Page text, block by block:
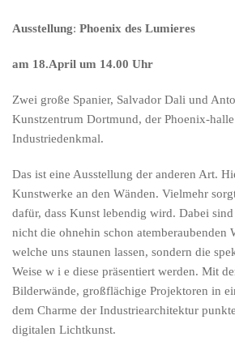
Ausstellung: Phoenix des Lumieres
am 18.April um 14.00 Uhr
Zwei große Spanier, Salvador Dali und
Kunstzentrum Dortmund, der Phoenix-
Industriedenkmal.
Das ist eine Ausstellung der anderen Art.
Kunstwerke an den Wänden. Vielmehr
dafür, dass Kunst lebendig wird. Dabei
nicht die ohnehin schon atemberaubenden
welche uns staunen lassen, sondern die
Weise w i e diese präsentiert werden. Mit
Bilderwände, großflächige Projektoren in
dem Charme der Industriearchitektur
digitalen Lichtkunst.